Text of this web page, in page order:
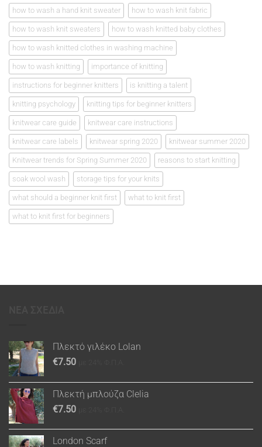
how to wash a hand knit sweater how to wash knit fabric
how to wash knit sweaters how to wash knitted baby clothes
how to wash knitted clothes in washing machine
how to wash knitting importance of knitting
instructions for beginner knitters is knitting a talent
knitting psychology knitting tips for beginner knitters
knitwear care guide knitwear care instructions
knitwear care labels knitwear spring 2020 knitwear summer 2020
Knitwear trends for Spring Summer 2020 reasons to start knitting
soak wool wash storage tips for your knits
what should a beginner knit first what to knit first
what to knit first for beginners
Πλεκτό γιλέκο Lolan
€7.50
Πλεκτή μπλούζα Clelia
€7.50
London Scarf